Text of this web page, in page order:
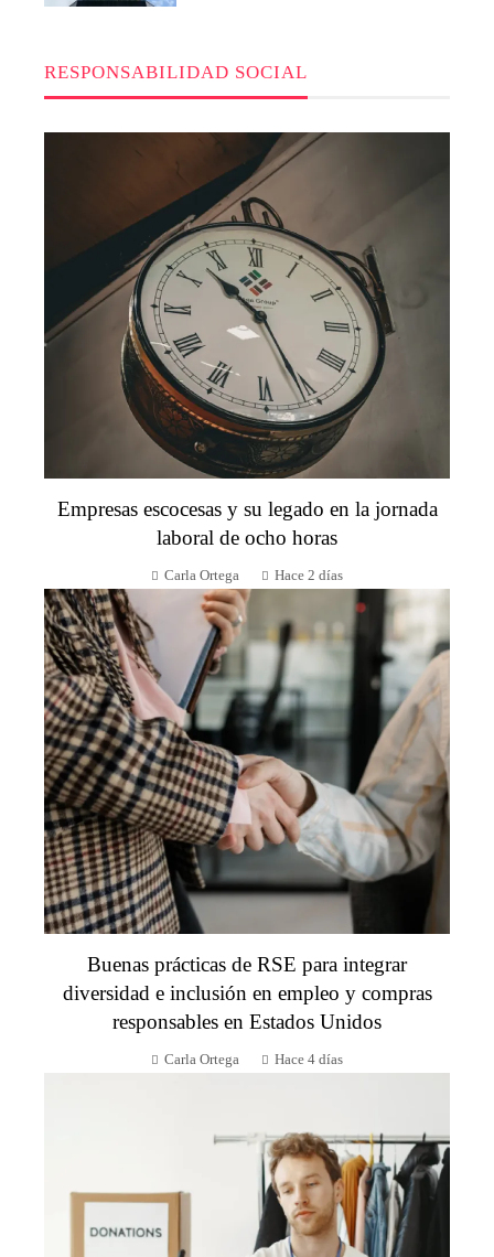
RESPONSABILIDAD SOCIAL
Empresas escocesas y su legado en la jornada
laboral de ocho horas
Carla Ortega Hace 2 días
Buenas prácticas de RSE para integrar
diversidad e inclusión en empleo y compras
responsables en Estados Unidos
Carla Ortega Hace 4 días